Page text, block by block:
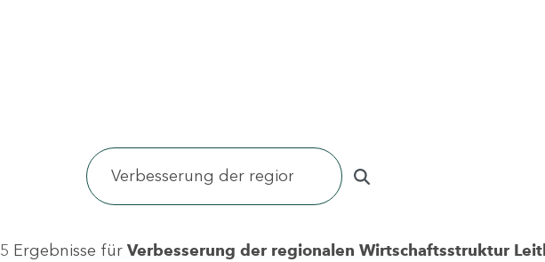
5 Ergebnisse für Verbesserung der regionalen Wirtschaftsstruktur